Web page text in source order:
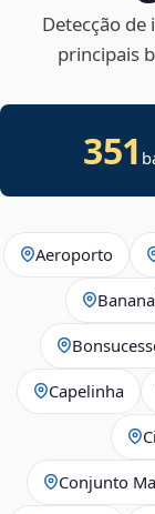
Detecção
principais
351
Aeroporto
Capelinha
Conjunto